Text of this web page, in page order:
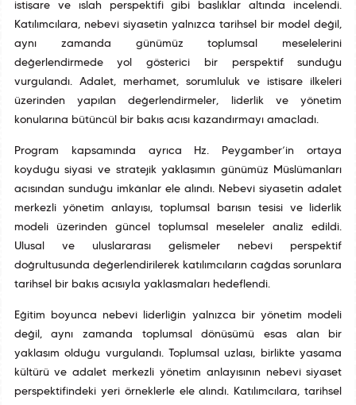
istişare ve ıslah perspektifi gibi başlıklar altında incelendi.
Katılımcılara, nebevî siyasetin yalnızca tarihsel bir model değil,
aynı zamanda günümüz toplumsal meselelerini
değerlendirmede yol gösterici bir perspektif sunduğu
vurgulandı. Adalet, merhamet, sorumluluk ve istişare ilkeleri
üzerinden yapılan değerlendirmeler, liderlik ve yönetim
konularına bütüncül bir bakış açısı kazandırmayı amaçladı.
Program kapsamında ayrıca Hz. Peygamber’in ortaya
koyduğu siyasi ve stratejik yaklaşımın günümüz Müslümanları
açısından sunduğu imkânlar ele alındı. Nebevî siyasetin adalet
merkezli yönetim anlayışı, toplumsal barışın tesisi ve liderlik
modeli üzerinden güncel toplumsal meseleler analiz edildi.
Ulusal ve uluslararası gelişmeler nebevî perspektif
doğrultusunda değerlendirilerek katılımcıların çağdaş sorunlara
tarihsel bir bakış açısıyla yaklaşmaları hedeflendi.
Eğitim boyunca nebevî liderliğin yalnızca bir yönetim modeli
değil, aynı zamanda toplumsal dönüşümü esas alan bir
yaklaşım olduğu vurgulandı. Toplumsal uzlaşı, birlikte yaşama
kültürü ve adalet merkezli yönetim anlayışının nebevî siyaset
perspektifindeki yeri örneklerle ele alındı. Katılımcılara, tarihsel